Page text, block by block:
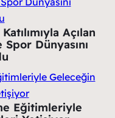
Açılan
Dünyasını
Eğitimleriyle